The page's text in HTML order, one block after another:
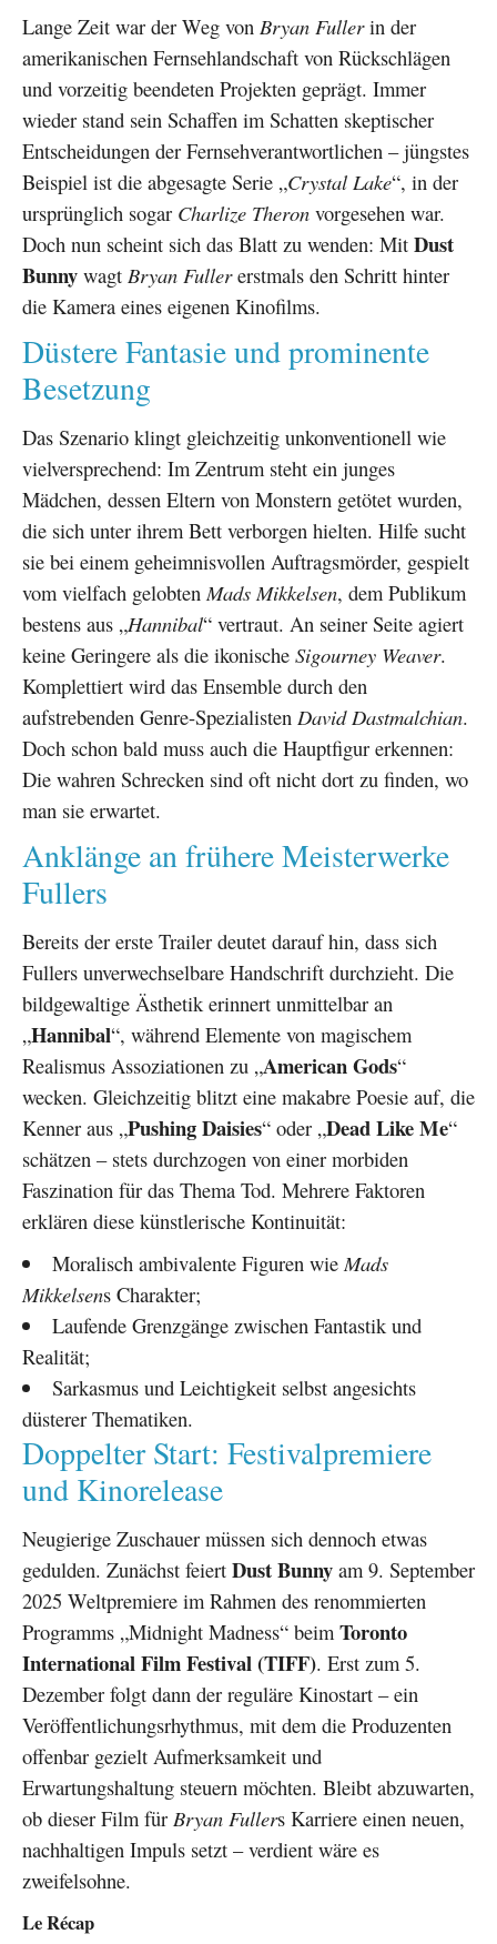
Lange Zeit war der Weg von Bryan Fullerin der
amerikanischen Fernsehlandschaft von Rückschlägen
und vorzeitig beendeten Projekten geprägt. Immer
wieder stand sein Schaffen im Schatten skeptischer
Entscheidungen der Fernsehverantwortlichen – jüngstes
Beispiel ist die abgesagte Serie „Crystal Lake“, in der
ursprünglich sogar Charlize Theron vorgesehen war.
Doch nun scheint sich das Blatt zu wenden: Mit Dust
Bunny wagt Bryan Fullererstmals den Schritt hinter
die Kamera eines eigenen Kinofilms.
Düstere Fantasie und prominente
Besetzung
Das Szenario klingt gleichzeitig unkonventionell wie
vielversprechend: Im Zentrum steht ein junges
Mädchen, dessen Eltern von Monstern getötet wurden,
die sich unter ihrem Bett verborgen hielten. Hilfe sucht
sie bei einem geheimnisvollen Auftragsmörder, gespielt
vom vielfach gelobtenMads Mikkelsen, dem Publikum
bestens aus „Hannibal“ vertraut. An seiner Seite agiert
keine Geringere als die ikonische Sigourney Weaver.
Komplettiert wird das Ensemble durch den
aufstrebenden Genre-Spezialisten David Dastmalchian.
Doch schon bald muss auch die Hauptfigur erkennen:
Die wahren Schrecken sind oft nicht dort zu finden, wo
man sie erwartet.
Anklänge an frühere Meisterwerke
Fullers
Bereits der erste Trailer deutet darauf hin, dass sich
Fullers unverwechselbare Handschrift durchzieht. Die
bildgewaltige Ästhetik erinnert unmittelbar an
„Hannibal“, während Elemente von magischem
Realismus Assoziationen zu „American Gods“
wecken. Gleichzeitig blitzt eine makabre Poesie auf, die
Kenner aus „Pushing Daisies“ oder „Dead Like Me“
schätzen – stets durchzogen von einer morbiden
Faszination für das Thema Tod. Mehrere Faktoren
erklären diese künstlerische Kontinuität:
Moralisch ambivalente Figuren wie Mads
Mikkelsens Charakter;
Laufende Grenzgänge zwischen Fantastik und
Realität;
Sarkasmus und Leichtigkeit selbst angesichts
düsterer Thematiken.
Doppelter Start: Festivalpremiere
und Kinorelease
Neugierige Zuschauer müssen sich dennoch etwas
gedulden. Zunächst feiert Dust Bunny am 9. September
2025 Weltpremiere im Rahmen des renommierten
Programms „Midnight Madness“ beim Toronto
International Film Festival (TIFF). Erst zum 5.
Dezember folgt dann der reguläre Kinostart – ein
Veröffentlichungsrhythmus, mit dem die Produzenten
offenbar gezielt Aufmerksamkeit und
Erwartungshaltung steuern möchten. Bleibt abzuwarten,
ob dieser Film für Bryan Fullers Karriere einen neuen,
nachhaltigen Impuls setzt – verdient wäre es
zweifelsohne.
Le Récap